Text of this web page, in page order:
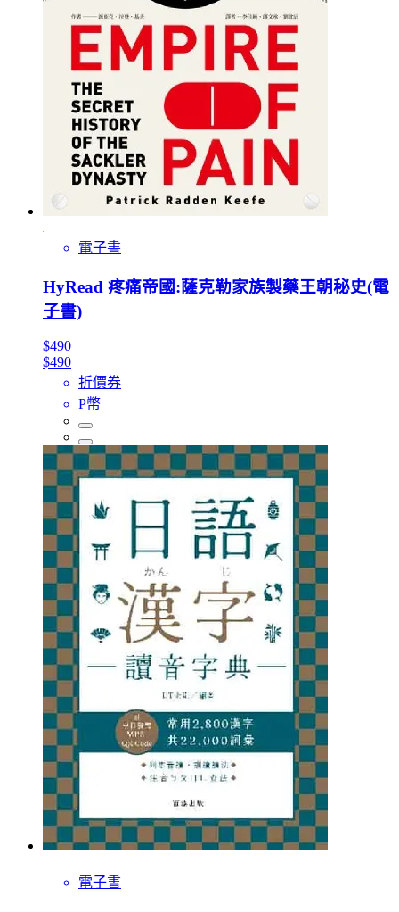
電子書
HyRead 疼痛帝國:薩克勒家族製藥王朝秘史(電
子書)
$490
$490
折價券
P幣
電子書